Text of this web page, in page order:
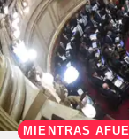
MIENTRAS